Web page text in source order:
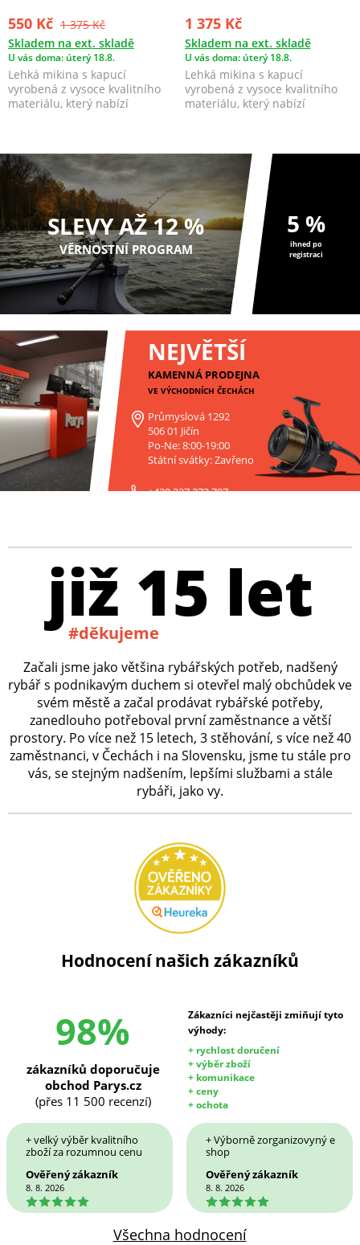
550 Kč 1 375 Kč
Skladem na ext. skladě
U vás doma: úterý 18.8.
Lehká mikina s kapucí
vyrobená z vysoce kvalitního
materiálu, který nabízí
1 375 Kč
Skladem na ext. skladě
U vás doma: úterý 18.8.
Lehká mikina s kapucí
vyrobená z vysoce kvalitního
materiálu, který nabízí
SLEVY AŽ 12 %
VĚRNOSTNÍ PROGRAM
5 %
ihned po
registraci
NEJVĚTŠÍ
KAMENNÁ PRODEJNA
VE VÝCHODNÍCH ČECHÁCH
Průmyslová 1292
506 01 Jičín
Po-Ne: 8:00-19:00
Státní svátky: Zavřeno
+420 227 272 797
již 15 let
#děkujeme
Začali jsme jako většina rybářských potřeb, nadšený
rybář s podnikavým duchem si otevřel malý obchůdek ve
svém městě a začal prodávat rybářské potřeby,
zanedlouho potřeboval první zaměstnance a větší
prostory. Po více než 15 letech, 3 stěhování, s více než 40
zaměstnanci, v Čechách i na Slovensku, jsme tu stále pro
vás, se stejným nadšením, lepšími službami a stále
rybáři, jako vy.
Hodnocení našich zákazníků
98%
Zákazníci nejčastěji zmiňují tyto
výhody:
+ rychlost doručení
+ výběr zboží
+ komunikace
+ ceny
+ ochota
zákazníků doporučuje
obchod Parys.cz
(přes 11 500 recenzí)
+ velký výběr kvalitního
zboží za rozumnou cenu
Ověřený zákazník
8. 8. 2026
5
+ Výborně zorganizovyný e
shop
Ověřený zákazník
8. 8. 2026
5
Všechna hodnocení